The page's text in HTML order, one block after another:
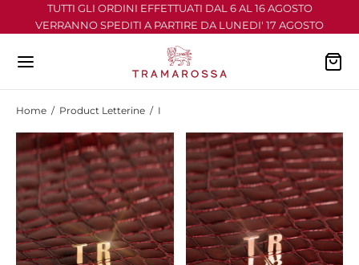
TUTTI GLI ORDINI EFFETTUATI DAL 6 AL 16 AGOSTO
VERRANNO SPEDITI A PARTIRE DA LUNEDI' 17 AGOSTO
Home / Product Letterine / I
Back
COLORATO
Back
Back
Back
D’ITALIA
ARRIVI
TEMPO
Back